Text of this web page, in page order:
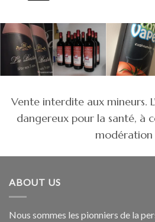
Vente interdite aux mineurs.
dangereux pour la santé, à
modération
ABOUT US
Nous sommes les pionniers de la